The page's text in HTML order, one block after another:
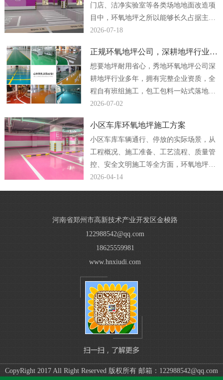
门店、洁净实验室等各类场地地面改造项
目中，环氧地坪之所以能够长久占据主流
地位，核心原因便是它同时兼顾强悍耐磨
2026-07-18
正规环氧地坪公司，深耕地坪行业多年
想要地坪耐用省心，秀地环氧地坪公司深
耕地坪行业多年，拥有完整企业资质，全
程自有班组施工，包工包料一站式落地，
厂房、车间、地下车库地坪工程均可放心
2026-07-02
小区车库环氧地坪施工方案
小区车库车辆通行、停放的实际场景，从
工程概况、施工准备、工艺流程、质量管
控、安全文明施工等全方面，环氧地坪公
司编辑完整规范了小区车库环氧地坪施工
方案，贴合现场施工落地需求。...
2026-04-14
河南省郑州市高新技术产业开发区金梭路
122988542@qq.com
18625559981
www.hnxiudi.com
CopyRight 2017 All Right Reserved 版权所有 邮箱：122988542@qq.com